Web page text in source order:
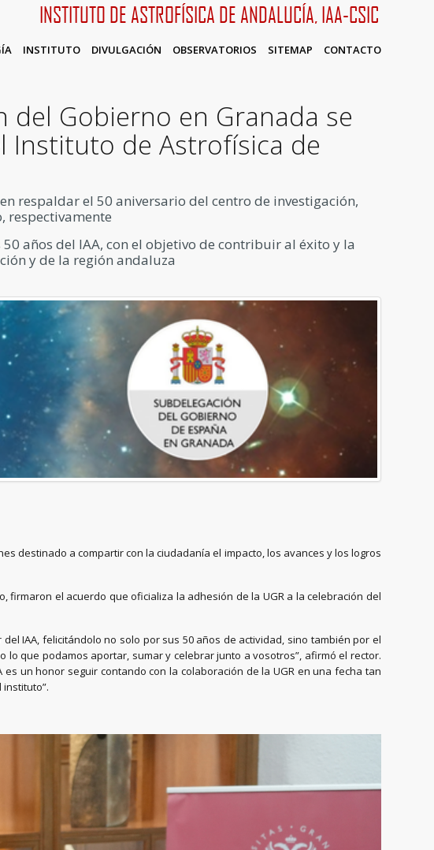
INSTITUTO DE ASTROFÍSICA DE ANDALUCÍA, IAA-CSIC
INSTITUTO DIVULGACIÓN OBSERVATORIOS SITEMAP CONTACTO
del Gobierno en Granada se
Instituto de Astrofísica de
respaldar el 50 aniversario del centro de investigación,
respectivamente
años del IAA, con el objetivo de contribuir al éxito y la
y de la región andaluza
destinado a compartir con la ciudadanía el impacto, los avances y los logros
firmaron el acuerdo que oficializa la adhesión de la UGR a la celebración del
IAA, felicitándolo no solo por sus 50 años de actividad, sino también por el
que podamos aportar, sumar y celebrar junto a vosotros”, afirmó el rector.
un honor seguir contando con la colaboración de la UGR en una fecha tan